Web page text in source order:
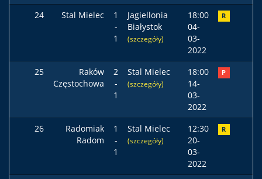
24 Stal Mielec
1
-
1
Jagiellonia
Białystok
(szczegóły)
18:00
04-
03-
2022
R
25
Raków
Częstochowa
2
-
1
Stal Mielec
(szczegóły)
18:00
14-
03-
2022
P
26
Radomiak
Radom
1
-
1
Stal Mielec
(szczegóły)
12:30
20-
03-
2022
R